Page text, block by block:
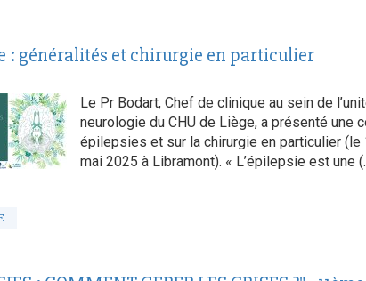
: généralités et chirurgie en particulier
Le Pr Bodart, Chef de clinique au sein de
neurologie du CHU de Liège, a présenté une
épilepsies et sur la chirurgie en particulier
mai 2025 à Libramont). « L’épilepsie est une